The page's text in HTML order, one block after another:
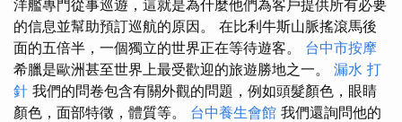
洋艦專門從事巡遊，這就是為什麼他們為客戶提供所有必要
的信息並幫助預訂巡航的原因。 在比利牛斯山脈搖滾馬後
面的五倍半，一個獨立的世界正在等待遊客。 台中市按摩
希臘是歐洲甚至世界上最受歡迎的旅遊勝地之一。 漏水 打
針 我們的問卷包含有關外觀的問題，例如頭髮顏色，眼睛
顏色，面部特徵，體質等。 台中養生會館 我們還詢問他的